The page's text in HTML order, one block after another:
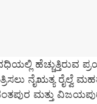
ಹೆಚ್ಚುತ್ತಿರುವ
ನೈಋತ್ಯ ರೈಲ್ವೆ
ಮತ್ತು